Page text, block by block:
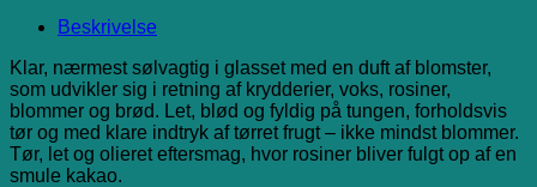
Beskrivelse
Klar, nærmest sølvagtig i glasset med en duft af blomster,
som udvikler sig i retning af krydderier, voks, rosiner,
blommer og brød. Let, blød og fyldig på tungen, forholdsvis
tør og med klare indtryk af tørret frugt – ikke mindst blommer.
Tør, let og olieret eftersmag, hvor rosiner bliver fulgt op af en
smule kakao.